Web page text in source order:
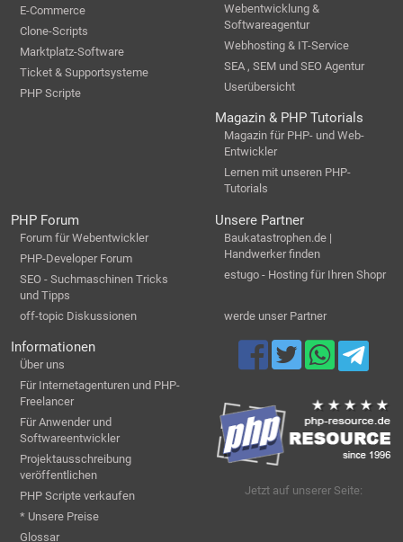
E-Commerce
Clone-Scripts
Marktplatz-Software
Ticket & Supportsysteme
PHP Scripte
Webentwicklung &
Softwareagentur
Webhosting & IT-Service
SEA , SEM und SEO Agentur
Userübersicht
Magazin & PHP Tutorials
Magazin für PHP- und Web-
Entwickler
Lernen mit unseren PHP-
Tutorials
PHP Forum
Forum für Webentwickler
PHP-Developer Forum
SEO - Suchmaschinen Tricks
und Tipps
off-topic Diskussionen
Unsere Partner
Baukatastrophen.de |
Handwerker finden
estugo - Hosting für Ihren Shopr
werde unser Partner
Informationen
Über uns
Für Internetagenturen und PHP-
Freelancer
Für Anwender und
Softwareentwickler
Projektausschreibung
veröffentlichen
PHP Scripte verkaufen
* Unsere Preise
Glossar
Jetzt auf unserer Seite: